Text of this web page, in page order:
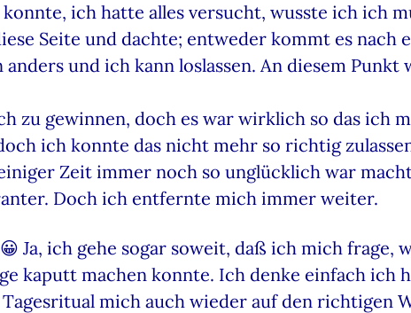
ich hatte alles versucht, wusste ich ich
Seite und dachte; entweder kommt es nach
und ich kann loslassen. An diesem Punkt
zu gewinnen, doch es war wirklich so das ich
ich konnte das nicht mehr so richtig
Zeit immer noch so unglücklich war
Doch ich entfernte mich immer weiter.
Ja, ich gehe sogar soweit, daß ich mich frage,
kaputt machen konnte. Ich denke einfach ich
mich auch wieder auf den richtigen